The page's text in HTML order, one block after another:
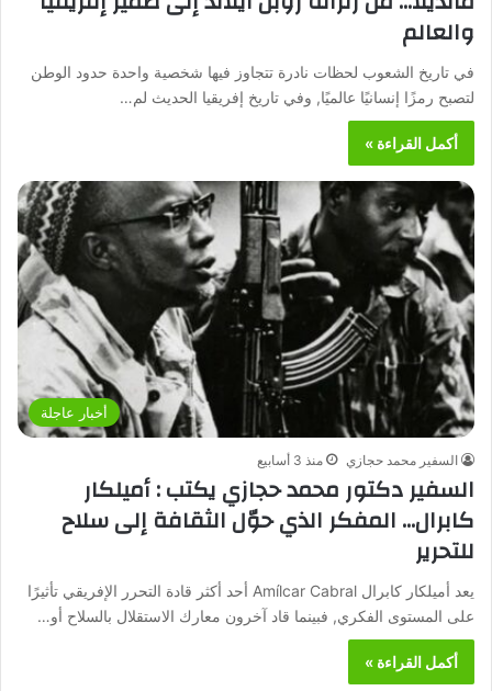
والعالم
في تاريخ الشعوب لحظات نادرة تتجاوز فيها شخصية واحدة حدود الوطن
لتصبح رمزًا إنسانيًا عالميًا, وفي تاريخ إفريقيا الحديث لم…
أكمل القراءة »
أخبار عاجلة
السفير محمد حجازي منذ 3 أسابيع
السفير دكتور محمد حجازي يكتب : أميلكار
كابرال… المفكر الذي حوّل الثقافة إلى سلاح
للتحرير
يعد أميلكار كابرال Amílcar Cabral أحد أكثر قادة التحرر الإفريقي تأثيرًا
على المستوى الفكري, فبينما قاد آخرون معارك الاستقلال بالسلاح أو…
أكمل القراءة »